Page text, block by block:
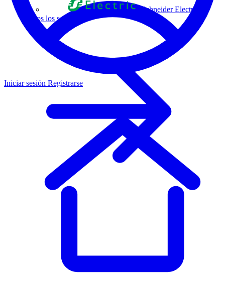
Schneider Electric
Todos los socios
Iniciar sesión Registrarse